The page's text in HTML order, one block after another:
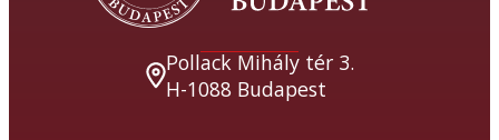
Pollack Mihály tér 3.
H-1088 Budapest